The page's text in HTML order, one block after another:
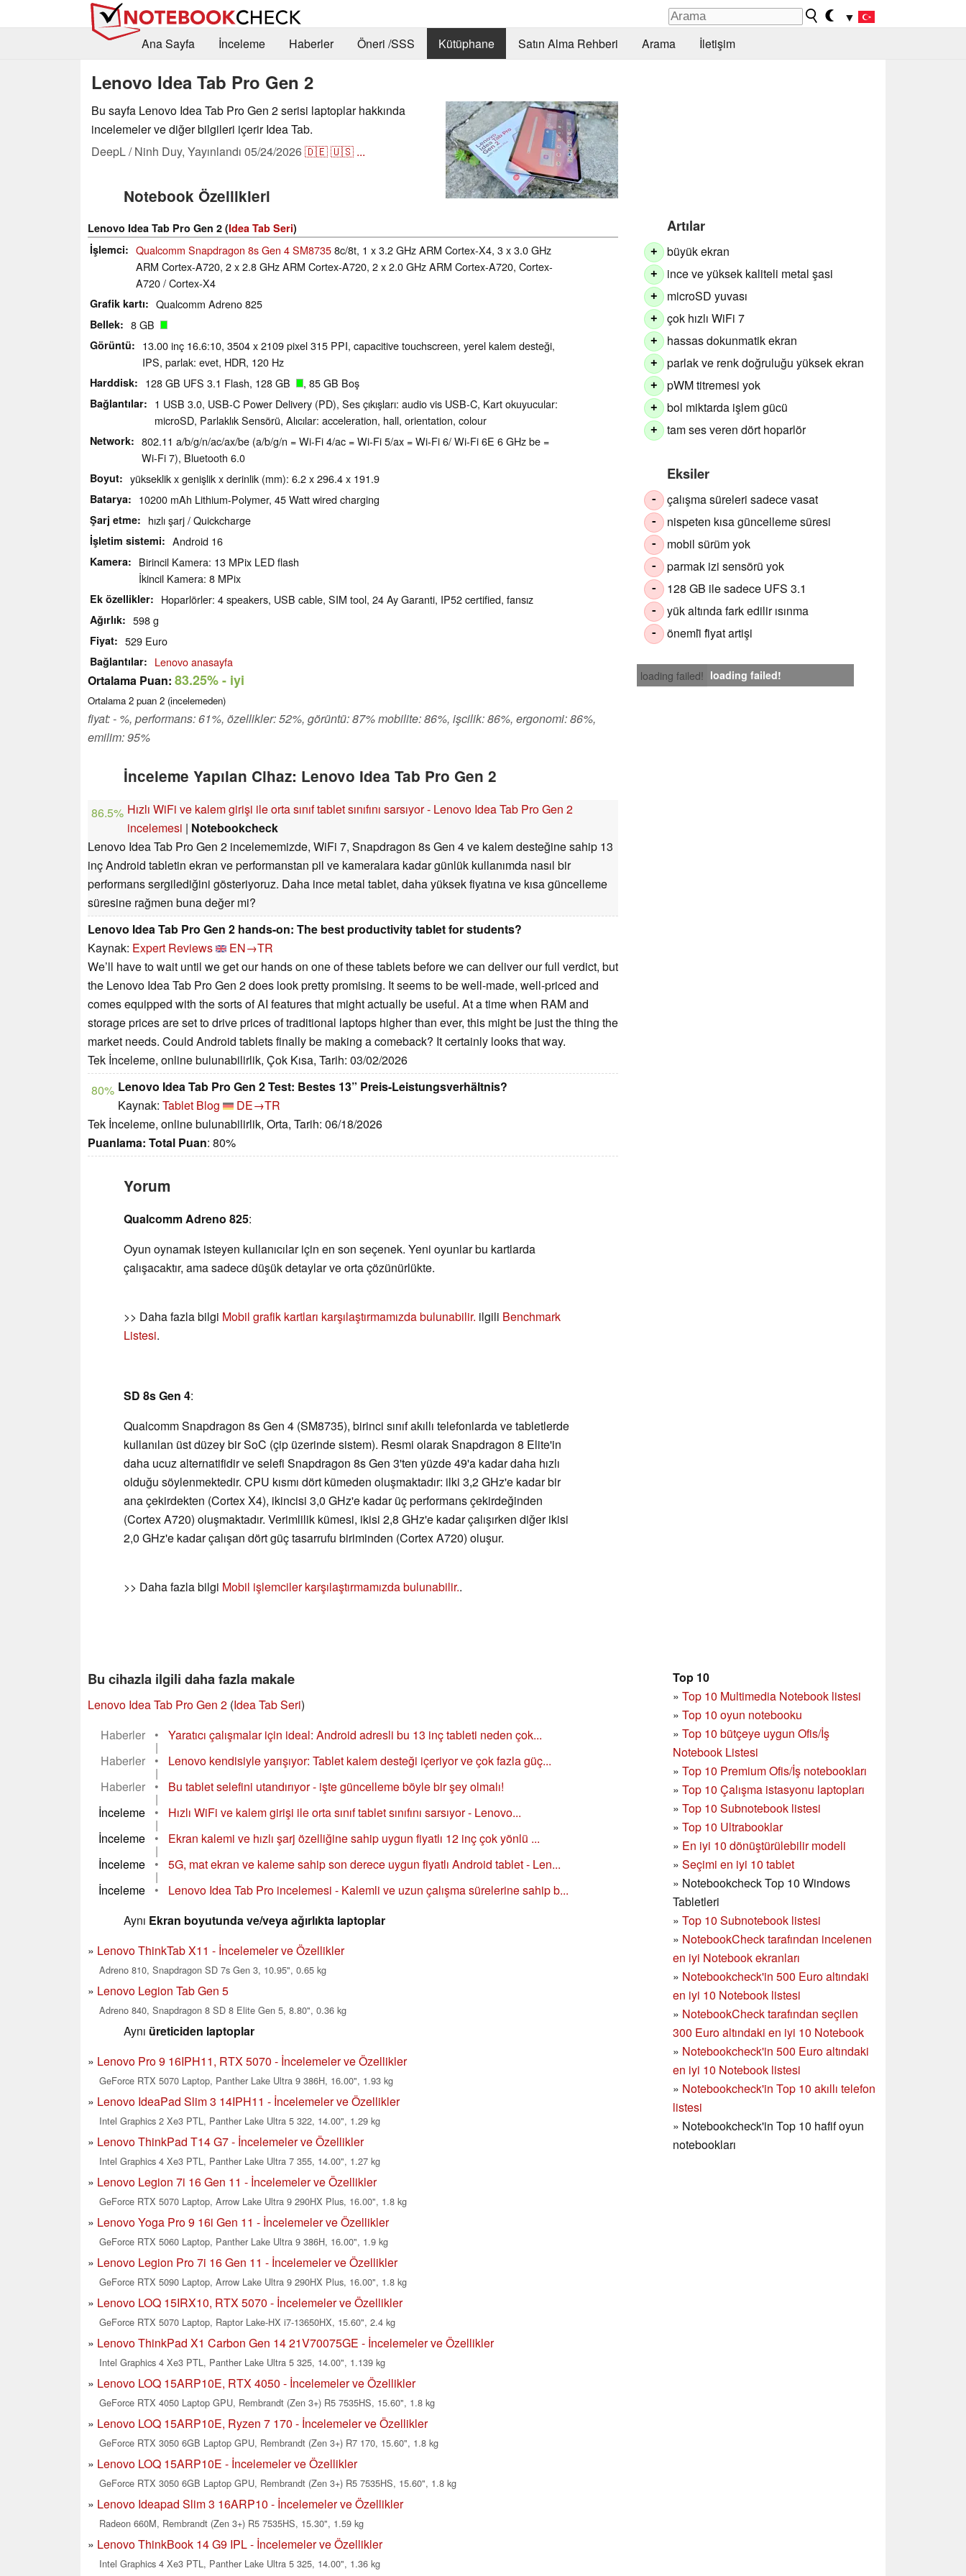
▼
Ana Sayfa
İnceleme Haberler Öneri /SSS Kütüphane Satın Alma Rehberi Arama İletişim
Lenovo Idea Tab Pro Gen 2
Bu sayfa Lenovo Idea Tab Pro Gen 2 serisi laptoplar hakkında
incelemeler ve diğer bilgileri içerir Idea Tab.
DeepL / Ninh Duy, Yayınlandı 05/24/2026🇩🇪🇺🇸 ...
Artılar
+ büyük ekran
+ ince ve yüksek kaliteli metal şasi
+ microSD yuvası
+ çok hızlı WiFi 7
+ hassas dokunmatik ekran
+ parlak ve renk doğruluğu yüksek ekran
+ pWM titremesi yok
+ bol miktarda işlem gücü
+ tam ses veren dört hoparlör
Eksiler
- çalışma süreleri sadece vasat
- nispeten kısa güncelleme süresi
- mobil sürüm yok
- parmak izi sensörü yok
- 128 GB ile sadece UFS 3.1
- yük altında fark edilir ısınma
- önemli̇ fi̇yat artişi
loading failed! loading failed!
Notebook Özellikleri
Lenovo Idea Tab Pro Gen 2 (Idea Tab Seri)
İşlemci
Qualcomm Snapdragon 8s Gen 4 SM87358c/8t, 1 x 3.2 GHz ARM Cortex-X4, 3 x 3.0 GHz
ARM Cortex-A720, 2 x 2.8 GHz ARM Cortex-A720, 2 x 2.0 GHz ARM Cortex-A720, Cortex-
A720 / Cortex-X4
Grafik kartı Qualcomm Adreno 825
Bellek 8 GB
Görüntü
13.00 inç 16.6:10, 3504 x 2109 pixel 315 PPI, capacitive touchscreen, yerel kalem desteği,
IPS, parlak: evet, HDR, 120 Hz
Harddisk 128 GB UFS 3.1 Flash, 128 GB , 85 GB Boş
Bağlantılar
1 USB 3.0, USB-C Power Delivery (PD), Ses çıkışları: audio vis USB-C, Kart okuyucular:
microSD, Parlaklık Sensörü, Alıcılar: acceleration, hall, orientation, colour
Network
802.11 a/​b/​g/​n/​ac/​ax/​be (a/b/g/n = Wi-Fi 4/ac = Wi-Fi 5/ax = Wi-Fi 6/ Wi-Fi 6E 6 GHz be =
Wi-Fi 7), Bluetooth 6.0
Boyut yükseklik x genişlik x derinlik (mm): 6.2 x 296.4 x 191.9
Batarya 10200 mAh Lithium-Polymer, 45 Watt wired charging
Şarj etme hızlı şarj / Quickcharge
İşletim sistemi Android 16
Kamera
Birincil Kamera: 13 MPix LED flash
İkincil Kamera: 8 MPix
Ek özellikler Hoparlörler: 4 speakers, USB cable, SIM tool, 24 Ay Garanti, IP52 certified, fansız
Ağırlık 598 g
Fiyat 529 Euro
Bağlantılar Lenovo anasayfa
Ortalama Puan: 83.25%- iyi
Ortalama 2 puan 2 (incelemeden)
fiyat: - %, performans: 61%, özellikler: 52%, görüntü: 87% mobilite: 86%, işcilik: 86%, ergonomi: 86%,
emilim: 95%
İnceleme Yapılan Cihaz: Lenovo Idea Tab Pro Gen 2
86.5% Hızlı WiFi ve kalem girişi ile orta sınıf tablet sınıfını sarsıyor - Lenovo Idea Tab Pro Gen 2
incelemesi | Notebookcheck
Lenovo Idea Tab Pro Gen 2 incelememizde, WiFi 7, Snapdragon 8s Gen 4 ve kalem desteğine sahip 13
inç Android tabletin ekran ve performanstan pil ve kameralara kadar günlük kullanımda nasıl bir
performans sergilediğini gösteriyoruz. Daha ince metal tablet, daha yüksek fiyatına ve kısa güncelleme
süresine rağmen buna değer mi?
Lenovo Idea Tab Pro Gen 2 hands-on: The best productivity tablet for students?
Kaynak: Expert Reviews
EN→TR
We’ll have to wait until we get our hands on one of these tablets before we can deliver our full verdict, but
the Lenovo Idea Tab Pro Gen 2 does look pretty promising. It seems to be well-made, well-priced and
comes equipped with the sorts of AI features that might actually be useful. At a time when RAM and
storage prices are set to drive prices of traditional laptops higher than ever, this might be just the thing the
market needs. Could Android tablets finally be making a comeback? It certainly looks that way.
Tek İnceleme, online bulunabilirlik, Çok Kısa, Tarih: 03/02/2026
80% Lenovo Idea Tab Pro Gen 2 Test: Bestes 13” Preis-Leistungsverhältnis?
Kaynak: Tablet Blog
DE→TR
Tek İnceleme, online bulunabilirlik, Orta, Tarih: 06/18/2026
Puanlama: Total Puan: 80%
Yorum
Qualcomm Adreno 825:
Oyun oynamak isteyen kullanıcılar için en son seçenek. Yeni oyunlar bu kartlarda
çalışacaktır, ama sadece düşük detaylar ve orta çözünürlükte.
>> Daha fazla bilgi Mobil grafik kartları karşılaştırmamızda bulunabilir. ilgili Benchmark
Listesi.
SD 8s Gen 4:
Qualcomm Snapdragon 8s Gen 4 (SM8735), birinci sınıf akıllı telefonlarda ve tabletlerde
kullanılan üst düzey bir SoC (çip üzerinde sistem). Resmi olarak Snapdragon 8 Elite'in
daha ucuz alternatifidir ve selefi Snapdragon 8s Gen 3'ten yüzde 49'a kadar daha hızlı
olduğu söylenmektedir. CPU kısmı dört kümeden oluşmaktadır: ilki 3,2 GHz'e kadar bir
ana çekirdekten (Cortex X4), ikincisi 3,0 GHz'e kadar üç performans çekirdeğinden
(Cortex A720) oluşmaktadır. Verimlilik kümesi, ikisi 2,8 GHz'e kadar çalışırken diğer ikisi
2,0 GHz'e kadar çalışan dört güç tasarrufu biriminden (Cortex A720) oluşur.
>> Daha fazla bilgi Mobil işlemciler karşılaştırmamızda bulunabilir..
Top 10
» Top 10 Multimedia Notebook listesi
» Top 10 oyun notebooku
» Top 10 bütçeye uygun Ofis/İş
Notebook Listesi
» Top 10 Premium Ofis/İş notebookları
» Top 10 Çalışma istasyonu laptopları
» Top 10 Subnotebook listesi
» Top 10 Ultrabooklar
» En iyi 10 dönüştürülebilir modeli
» Seçimi en iyi 10 tablet
» Notebookcheck Top 10 Windows
Tabletleri
» Top 10 Subnotebook listesi
» NotebookCheck tarafından incelenen
en iyi Notebook ekranları
» Notebookcheck'in 500 Euro altındaki
en iyi 10 Notebook listesi
» NotebookCheck tarafından seçilen
300 Euro altındaki en iyi 10 Notebook
» Notebookcheck'in 500 Euro altındaki
en iyi 10 Notebook listesi
» Notebookcheck'in Top 10 akıllı telefon
listesi
» Notebookcheck'in Top 10 hafif oyun
notebookları
Bu cihazla ilgili daha fazla makale
Lenovo Idea Tab Pro Gen 2 (Idea Tab Seri)
Haberler
• Yaratıcı çalışmalar için ideal: Android adresli bu 13 inç tableti neden çok...
|
Haberler
• Lenovo kendisiyle yarışıyor: Tablet kalem desteği içeriyor ve çok fazla güç...
|
Haberler
• Bu tablet selefini utandırıyor - işte güncelleme böyle bir şey olmalı!
|
İnceleme
• Hızlı WiFi ve kalem girişi ile orta sınıf tablet sınıfını sarsıyor - Lenovo...
|
İnceleme
• Ekran kalemi ve hızlı şarj özelliğine sahip uygun fiyatlı 12 inç çok yönlü ...
|
İnceleme
• 5G, mat ekran ve kaleme sahip son derece uygun fiyatlı Android tablet - Len...
|
İnceleme
•
Lenovo Idea Tab Pro incelemesi - Kalemli ve uzun çalışma sürelerine sahip b...
Aynı Ekran boyutunda ve/veya ağırlıkta laptoplar
Lenovo ThinkTab X11 - İncelemeler ve Özellikler
Adreno 810, Snapdragon SD 7s Gen 3, 10.95", 0.65 kg
Lenovo Legion Tab Gen 5
Adreno 840, Snapdragon 8 SD 8 Elite Gen 5, 8.80", 0.36 kg
Aynı üreticiden laptoplar
Lenovo Pro 9 16IPH11, RTX 5070 - İncelemeler ve Özellikler
GeForce RTX 5070 Laptop, Panther Lake Ultra 9 386H, 16.00", 1.93 kg
Lenovo IdeaPad Slim 3 14IPH11 - İncelemeler ve Özellikler
Intel Graphics 2 Xe3 PTL, Panther Lake Ultra 5 322, 14.00", 1.29 kg
Lenovo ThinkPad T14 G7 - İncelemeler ve Özellikler
Intel Graphics 4 Xe3 PTL, Panther Lake Ultra 7 355, 14.00", 1.27 kg
Lenovo Legion 7i 16 Gen 11 - İncelemeler ve Özellikler
GeForce RTX 5070 Laptop, Arrow Lake Ultra 9 290HX Plus, 16.00", 1.8 kg
Lenovo Yoga Pro 9 16i Gen 11 - İncelemeler ve Özellikler
GeForce RTX 5060 Laptop, Panther Lake Ultra 9 386H, 16.00", 1.9 kg
Lenovo Legion Pro 7i 16 Gen 11 - İncelemeler ve Özellikler
GeForce RTX 5090 Laptop, Arrow Lake Ultra 9 290HX Plus, 16.00", 1.8 kg
Lenovo LOQ 15IRX10, RTX 5070 - İncelemeler ve Özellikler
GeForce RTX 5070 Laptop, Raptor Lake-HX i7-13650HX, 15.60", 2.4 kg
Lenovo ThinkPad X1 Carbon Gen 14 21V70075GE - İncelemeler ve Özellikler
Intel Graphics 4 Xe3 PTL, Panther Lake Ultra 5 325, 14.00", 1.139 kg
Lenovo LOQ 15ARP10E, RTX 4050 - İncelemeler ve Özellikler
GeForce RTX 4050 Laptop GPU, Rembrandt (Zen 3+) R5 7535HS, 15.60", 1.8 kg
Lenovo LOQ 15ARP10E, Ryzen 7 170 - İncelemeler ve Özellikler
GeForce RTX 3050 6GB Laptop GPU, Rembrandt (Zen 3+) R7 170, 15.60", 1.8 kg
Lenovo LOQ 15ARP10E - İncelemeler ve Özellikler
GeForce RTX 3050 6GB Laptop GPU, Rembrandt (Zen 3+) R5 7535HS, 15.60", 1.8 kg
Lenovo Ideapad Slim 3 16ARP10 - İncelemeler ve Özellikler
Radeon 660M, Rembrandt (Zen 3+) R5 7535HS, 15.30", 1.59 kg
Lenovo ThinkBook 14 G9 IPL - İncelemeler ve Özellikler
Intel Graphics 4 Xe3 PTL, Panther Lake Ultra 5 325, 14.00", 1.36 kg